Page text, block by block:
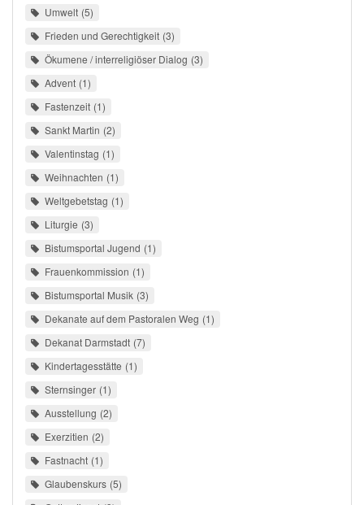
Umwelt 5
Frieden und Gerechtigkeit 3
Ökumene / interreligiöser Dialog 3
Advent 1
Fastenzeit 1
Sankt Martin 2
Valentinstag 1
Weihnachten 1
Weltgebetstag 1
Liturgie 3
Bistumsportal Jugend 1
Frauenkommission 1
Bistumsportal Musik 3
Dekanate auf dem Pastoralen Weg 1
Dekanat Darmstadt 7
Kindertagesstätte 1
Sternsinger 1
Ausstellung 2
Exerzitien 2
Fastnacht 1
Glaubenskurs 5